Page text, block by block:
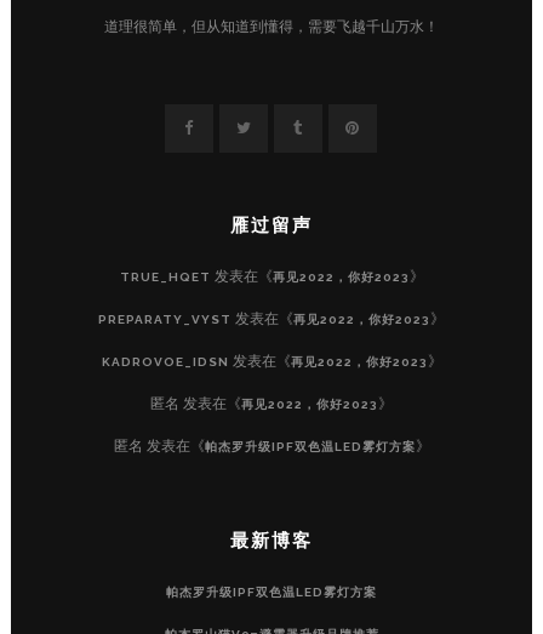
道理很简单，但从知道到懂得，需要飞越千山万水！
雁过留声
TRUE_HQET 发表在《再见2022，你好2023 》
PREPARATY_VYST 发表在《再见2022，你好2023 》
KADROVOE_IDSN 发表在《再见2022，你好2023 》
匿名 发表在《再见2022，你好2023 》
匿名 发表在《帕杰罗升级IPF双色温LED雾灯方案》
最新博客
帕杰罗升级IPF双色温LED雾灯方案